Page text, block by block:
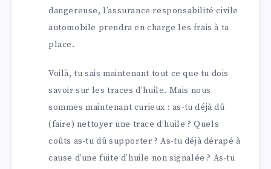
dangereuse, l’assurance responsabilité civile
automobile prendra en charge les frais à ta
place.
Voilà, tu sais maintenant tout ce que tu dois
savoir sur les traces d’huile. Mais nous
sommes maintenant curieux : as-tu déjà dû
(faire) nettoyer une trace d’huile ? Quels
coûts as-tu dû supporter ? As-tu déjà dérapé à
cause d’une fuite d’huile non signalée ? As-tu